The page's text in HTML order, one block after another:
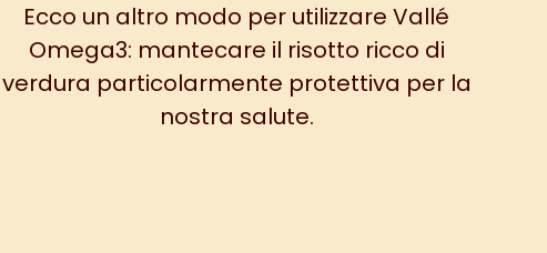
Ecco un altro modo per utilizzare Vallé
Omega3: mantecare il risotto ricco di
verdura particolarmente protettiva per la
nostra salute.